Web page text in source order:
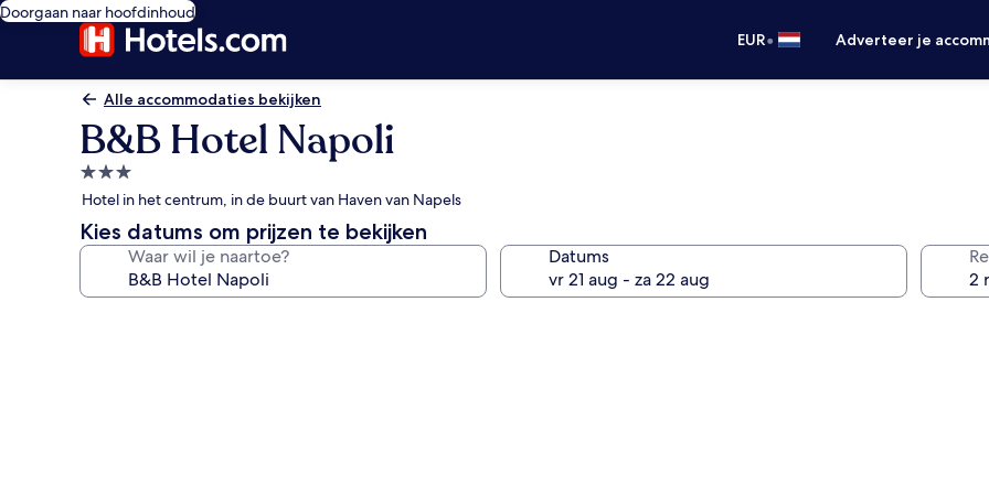
Doorgaan naar hoofdinhoud
EUR• Adverteer je
Alle accommodaties bekijken
B&B Hotel Napoli
3.0-
sterrenaccommodatie
Hotel in het centrum, in de buurt van Haven van Napels
Kies datums om prijzen te bekijken
Waar wil je naartoe? Datums